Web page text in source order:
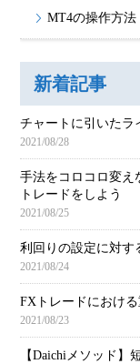
MT4の操作方法
新着記事
チャートに引いたラ
2021/08/28
手法をコロコロ変え
トレードをしよう
2021/08/25
利回りの設定に対す
2021/08/24
FXトレードにおけ
2021/08/23
【Daichiメソッド